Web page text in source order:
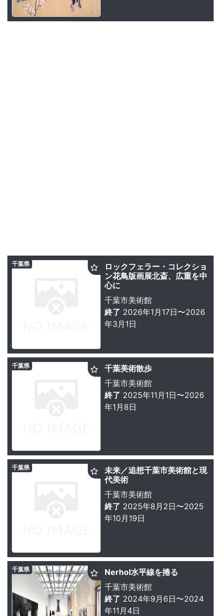
ロックフェラー・コレクショ
ン花鳥版画展北斎、広重を中
心に
千葉市美術館
終了 2026年1月17日〜2026
年3月1日
千葉県
千葉美術散歩
千葉市美術館
終了 2025年11月1日〜2026
年1月8日
千葉県
未来／追想千葉市美術館と現
代美術
千葉市美術館
終了 2025年8月2日〜2025
年10月19日
千葉県
Nerhol水平線を捲る
千葉市美術館
終了 2024年9月6日〜2024
年11月4日
千葉県